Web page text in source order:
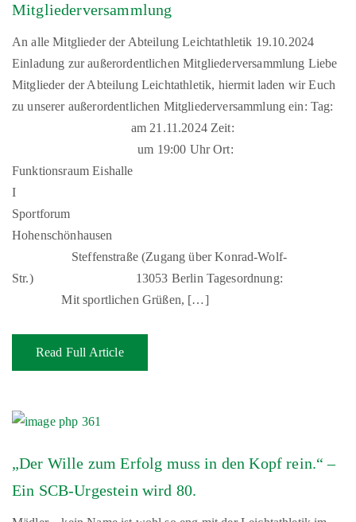
Mitgliederversammlung
An alle Mitglieder der Abteilung Leichtathletik 19.10.2024
Einladung zur außerordentlichen Mitgliederversammlung Liebe
Mitglieder der Abteilung Leichtathletik, hiermit laden wir Euch
zu unserer außerordentlichen Mitgliederversammlung ein: Tag:
am 21.11.2024 Zeit:
um 19:00 Uhr Ort:
Funktionsraum Eishalle
I
Sportforum
Hohenschönhausen
Steffenstraße (Zugang über Konrad-Wolf-
Str.) 13053 Berlin Tagesordnung:
Mit sportlichen Grüßen, […]
Read Full Article
„Der Wille zum Erfolg muss in den Kopf rein.“ –
Ein SCB-Urgestein wird 80.